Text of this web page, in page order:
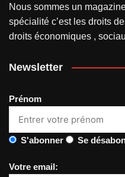
Nous sommes un
spécialité c’est les droits
droits économiques ,
Newsletter
Prénom
S'abonner Se
Votre email: